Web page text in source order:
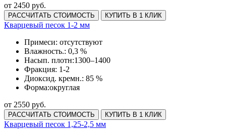
от 2450 руб.
РАССЧИТАТЬ СТОИМОСТЬ КУПИТЬ В 1 КЛИК
Кварцевый песок 1-2 мм
Примеси: отсутствуют
Влажность.: 0,3 %
Насып. плотн:1300–1400
Фракция: 1-2
Диоксид. кремн.: 85 %
Форма:округлая
от 2550 руб.
РАССЧИТАТЬ СТОИМОСТЬ КУПИТЬ В 1 КЛИК
Кварцевый песок 1,25-2,5 мм